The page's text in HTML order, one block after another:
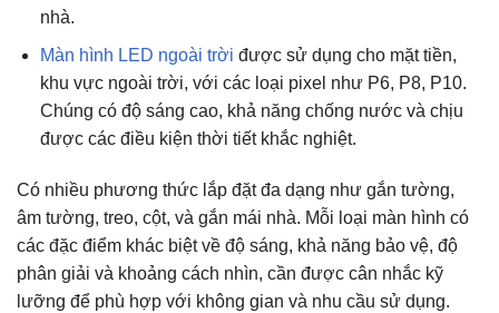
nhà.
Màn hình LED ngoài trời được sử dụng cho mặt tiền,
khu vực ngoài trời, với các loại pixel như P6, P8, P10.
Chúng có độ sáng cao, khả năng chống nước và chịu
được các điều kiện thời tiết khắc nghiệt.
Có nhiều phương thức lắp đặt đa dạng như gắn tường,
âm tường, treo, cột, và gắn mái nhà. Mỗi loại màn hình có
các đặc điểm khác biệt về độ sáng, khả năng bảo vệ, độ
phân giải và khoảng cách nhìn, cần được cân nhắc kỹ
lưỡng để phù hợp với không gian và nhu cầu sử dụng.